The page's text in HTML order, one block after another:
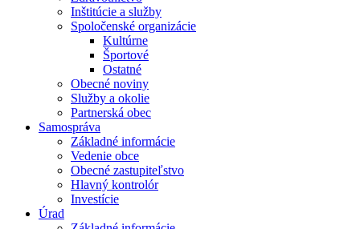
Inštitúcie a služby
Spoločenské organizácie
Kultúrne
Športové
Ostatné
Obecné noviny
Služby a okolie
Partnerská obec
Samospráva
Základné informácie
Vedenie obce
Obecné zastupiteľstvo
Hlavný kontrolór
Investície
Úrad